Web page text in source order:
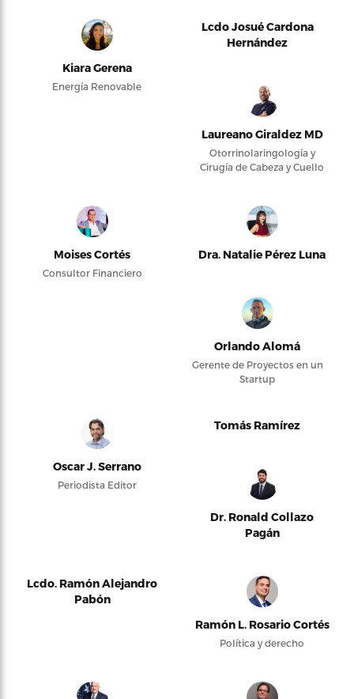
Kiara Gerena
Energía Renovable
Lcdo Josué Cardona
Hernández
Laureano Giraldez MD
Otorrinolaringología y
Cirugía de Cabeza y Cuello
Moises Cortés
Consultor Financiero
Dra. Natalie Pérez Luna
Orlando Alomá
Gerente de Proyectos en un
Startup
Oscar J. Serrano
Periodista Editor
Tomás Ramírez
Dr. Ronald Collazo
Pagán
Lcdo. Ramón Alejandro
Pabón
Ramón L. Rosario Cortés
Política y derecho